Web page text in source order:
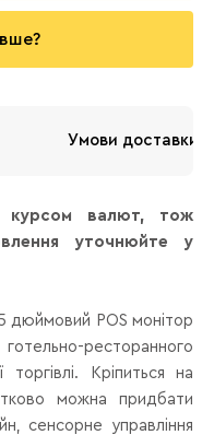
Умови доставки
курсом валют, тож
уточнюйте у
дюймовий POS монітор
ресторанного
Кріпиться на
можна придбати
сенсорне управління